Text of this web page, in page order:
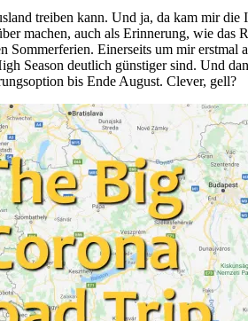
treiben kann. Und ja, da kam mir die
machen, auch als Erinnerung, wie das
Einerseits um mir erstmal
Season deutlich günstiger sind. Und
bis Ende August. Clever, gell?